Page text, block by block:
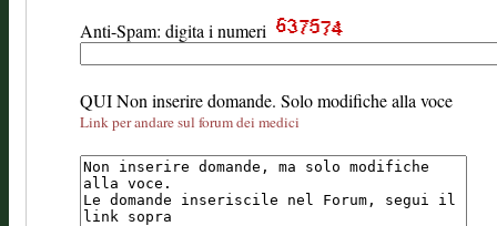
Anti-Spam: digita i numeri
QUI Non inserire domande. Solo modifiche alla voce
Link per andare sul forum dei medici